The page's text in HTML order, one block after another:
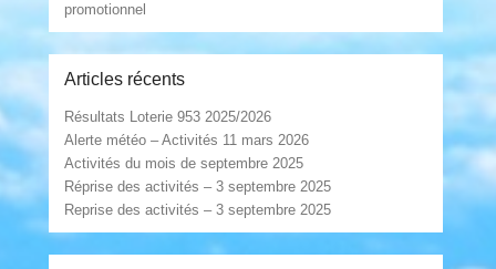
promotionnel
Articles récents
Résultats Loterie 953 2025/2026
Alerte météo – Activités 11 mars 2026
Activités du mois de septembre 2025
Réprise des activités – 3 septembre 2025
Reprise des activités – 3 septembre 2025